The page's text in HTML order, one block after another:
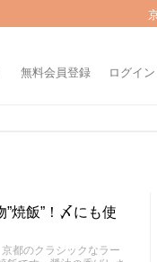
無料会員登録 ログイン
焼飯”！〆にも使
都のクラシックなラー